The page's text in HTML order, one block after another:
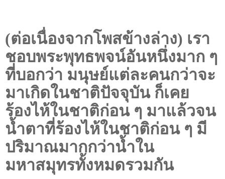
(ต่อเนื่องจากโพสข้างล่าง) เรา
ชอบพระพุทธพจน์อันหนึ่งมาก ๆ
ที่บอกว่า มนุษย์แต่ละคนกว่าจะ
มาเกิดในชาติปัจจุบัน ก็เคย
ร้องไห้ในชาติก่อน ๆ มาแล้วจน
น้ำตาที่ร้องไห้ในชาติก่อน ๆ มี
ปริมาณมากกว่าน้ำใน
มหาสมุทรทั้งหมดรวมกัน